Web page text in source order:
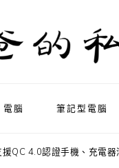
電腦 筆記型電腦
QC 4.0認證手機、充電器